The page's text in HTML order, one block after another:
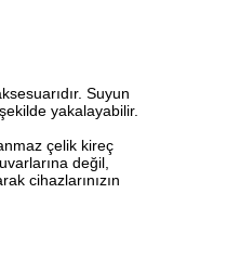
Suyun
yakalayabilir.
çelik kireç
değil,
cihazlarınızın